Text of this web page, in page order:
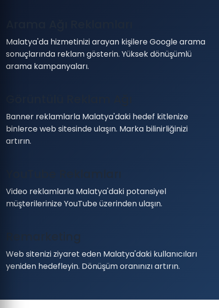
Malatya'da hizmetinizi arayan kişilere Google arama
sonuçlarında reklam gösterin. Yüksek dönüşümlü
arama kampanyaları.
Banner reklamlarla Malatya'daki hedef kitlenize
binlerce web sitesinde ulaşın. Marka bilinirliğinizi
artırın.
Video reklamlarla Malatya'daki potansiyel
müşterilerinize YouTube üzerinden ulaşın.
Web sitenizi ziyaret eden Malatya'daki kullanıcıları
yeniden hedefleyin. Dönüşüm oranınızı artırın.